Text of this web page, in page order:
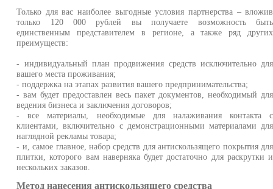
Только для вас наиболее выгодные условия партнерства – вложив
только 120 000 рублей вы получаете возможность быть
единственным представителем в регионе, а также ряд других
преимуществ:
- индивидуальный план продвижения средств исключительно для
вашего места проживания;
- поддержка на этапах развития вашего предпринимательства;
- вам будет предоставлен весь пакет документов, необходимый для
ведения бизнеса и заключения договоров;
- все материалы, необходимые для налаживания контакта с
клиентами, включительно с демонстрационными материалами для
наглядной рекламы товара;
- и, самое главное, набор средств для антискользящего покрытия для
плитки, которого вам наверняка будет достаточно для раскрутки и
нескольких заказов.
Метод нанесения антискользящего средства